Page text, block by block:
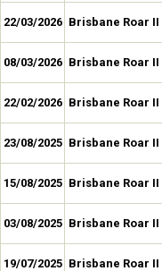
22/03/2026 Brisbane Roar II
08/03/2026 Brisbane Roar II
22/02/2026 Brisbane Roar II
23/08/2025 Brisbane Roar II
15/08/2025 Brisbane Roar II
03/08/2025 Brisbane Roar II
19/07/2025 Brisbane Roar II